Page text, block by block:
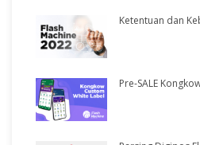
Ketentuan dan
Pre-SALE